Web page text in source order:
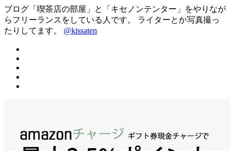
ブログ「喫茶店の部屋」と「キセノンテンター」をやりなが
らフリーランスをしている人です。 ライターとか写真撮っ
たりしてます。 @kissaten